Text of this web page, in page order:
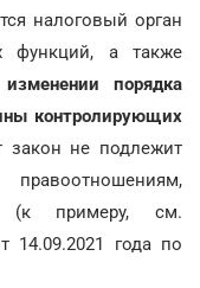
налоговый орган
функций, а также
порядка
контролирующих
закон не подлежит
(к примеру, см.
14.09.2021 года по